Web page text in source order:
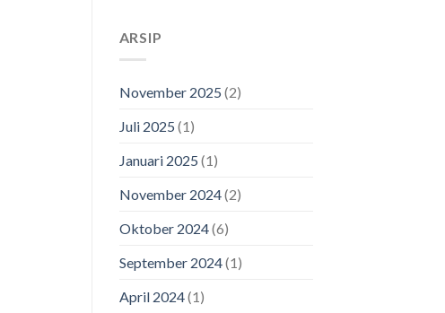
ARSIP
November 2025 (2)
Juli 2025 (1)
Januari 2025 (1)
November 2024(2)
Oktober 2024(6)
September 2024(1)
April 2024(1)